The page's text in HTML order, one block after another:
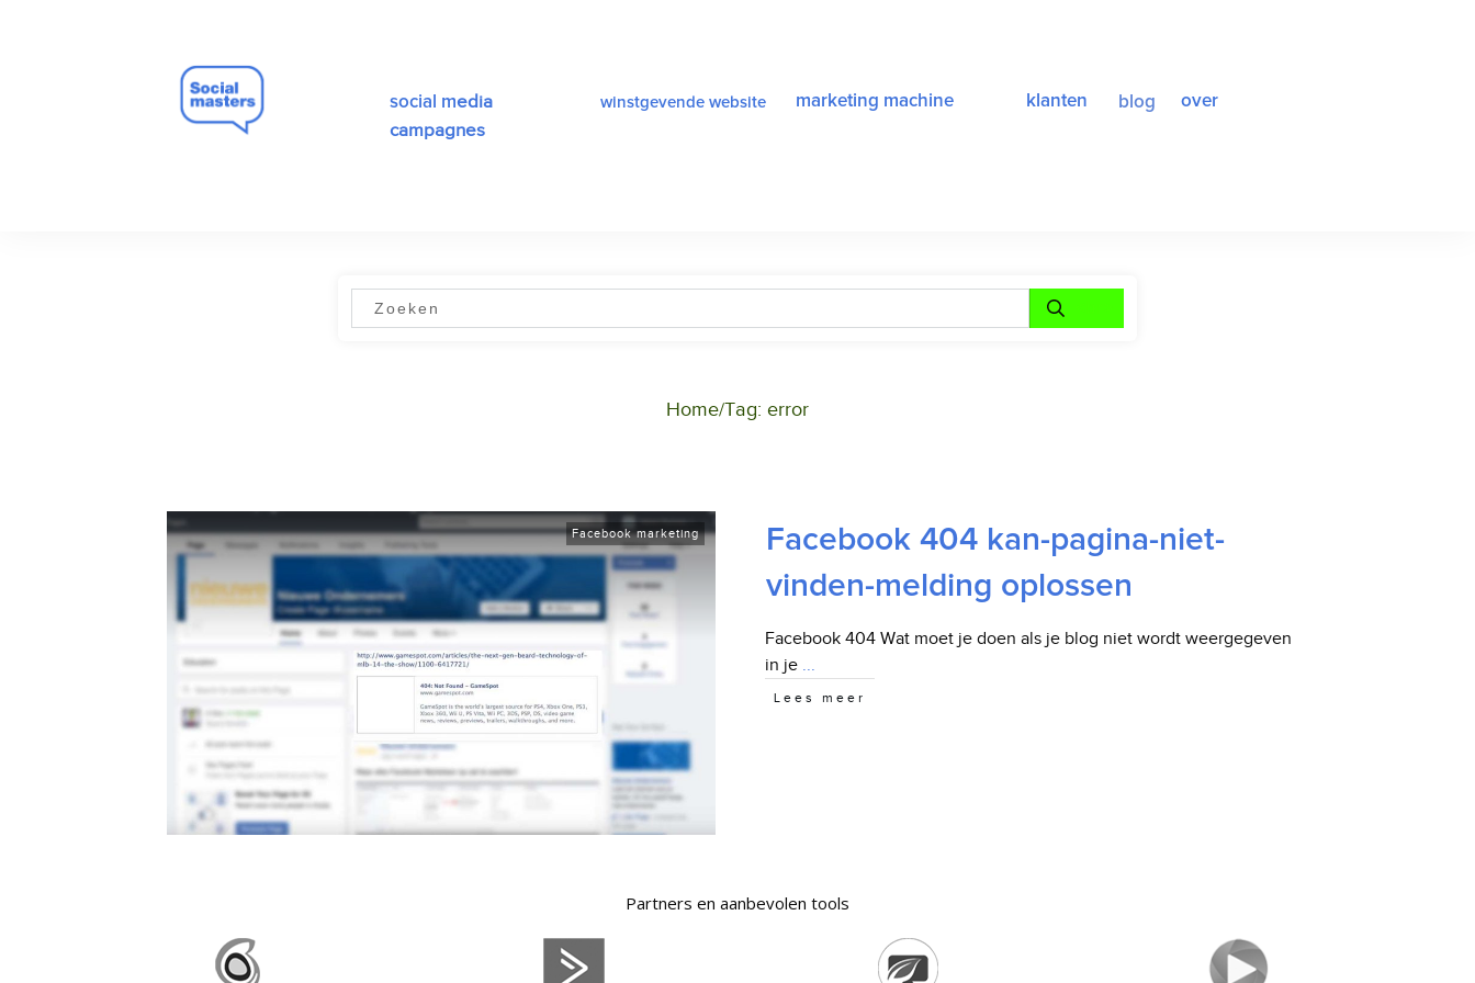
social media
campagnes
winstgevende website marketing machine klanten blog over
Home/Tag: error
Facebook marketing
Facebook 404 kan-pagina-niet-
vinden-melding oplossen
Facebook 404 Wat moet je doen als je blog niet wordt weergegeven
in je ...
Lees meer
Partners en aanbevolen tools